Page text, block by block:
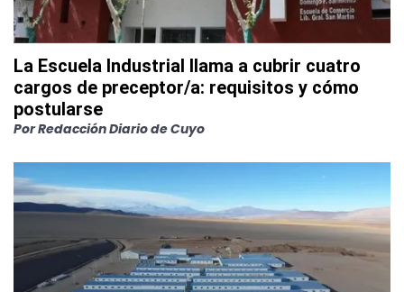
La Escuela Industrial llama a cubrir cuatro
cargos de preceptor/a: requisitos y cómo
postularse
PorRedacción Diario de Cuyo